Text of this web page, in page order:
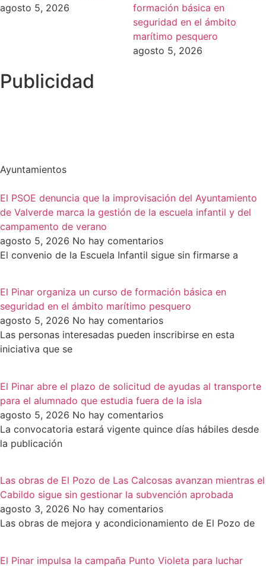
agosto 5, 2026
formación básica en
seguridad en el ámbito
marítimo pesquero
agosto 5, 2026
Publicidad
Ayuntamientos
El PSOE denuncia que la improvisación del Ayuntamiento
de Valverde marca la gestión de la escuela infantil y del
campamento de verano
agosto 5, 2026 No hay comentarios
El convenio de la Escuela Infantil sigue sin firmarse a
El Pinar organiza un curso de formación básica en
seguridad en el ámbito marítimo pesquero
agosto 5, 2026 No hay comentarios
Las personas interesadas pueden inscribirse en esta
iniciativa que se
El Pinar abre el plazo de solicitud de ayudas al transporte
para el alumnado que estudia fuera de la isla
agosto 5, 2026 No hay comentarios
La convocatoria estará vigente quince días hábiles desde
la publicación
Las obras de El Pozo de Las Calcosas avanzan mientras el
Cabildo sigue sin gestionar la subvención aprobada
agosto 3, 2026 No hay comentarios
Las obras de mejora y acondicionamiento de El Pozo de
El Pinar impulsa la campaña Punto Violeta para luchar